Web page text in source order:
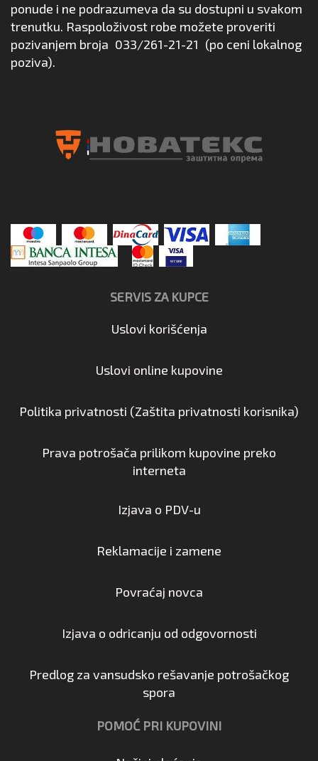
ponude i ne podrazumeva da su dostupni u svakom
trenutku. Raspoloživost robe možete proveriti
pozivanjem broja 033/261-21-21 (po ceni lokalnog
poziva).
SERVIS ZA KUPCE
Uslovi korišćenja
Uslovi online kupovine
Politika privatnosti (Zaštita privatnosti korisnika)
Prava potrošača prilikom kupovine preko
interneta
Izjava o PDV-u
Reklamacije i zamene
Povraćaj novca
Izjava o odricanju od odgovornosti
Predlog za vansudsko rešavanje potrošačkog
spora
POMOĆ PRI KUPOVINI